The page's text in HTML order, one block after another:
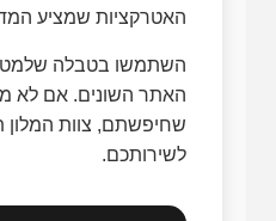
האטרקציות שמציע
השתמשו בטבלה שלמטה
האתר השונים. אם לא
שחיפשתם, צוות המלון
לשירותכם.